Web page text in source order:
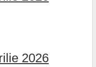
2026